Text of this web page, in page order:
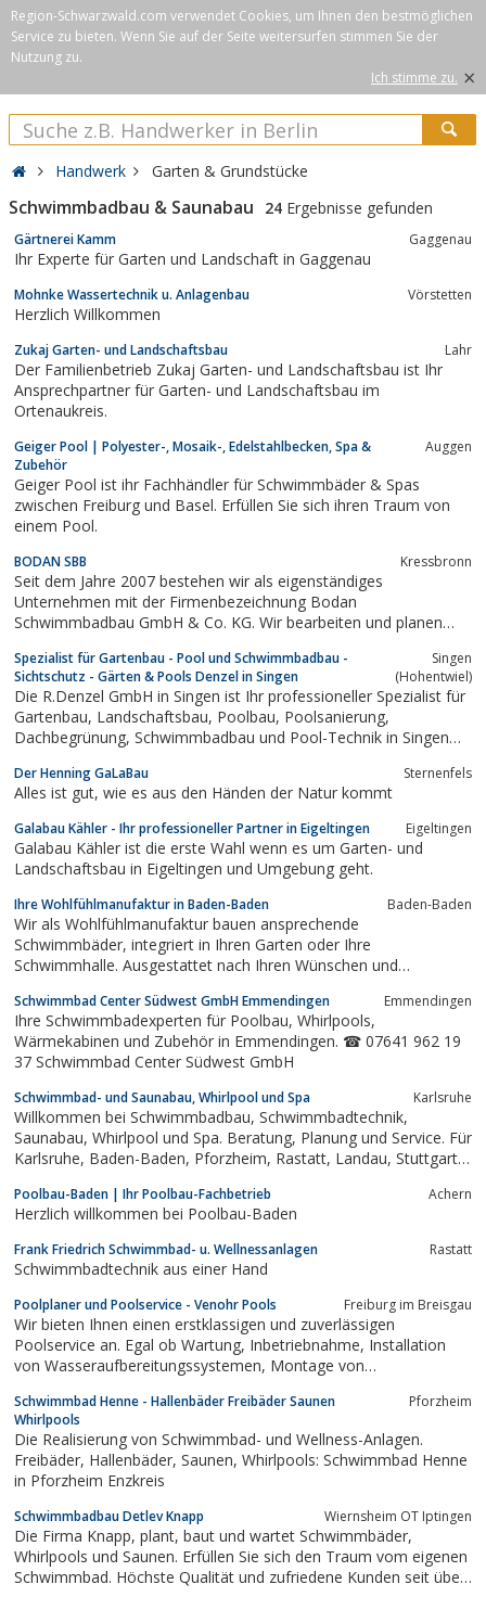
Region-Schwarzwald.com verwendet Cookies, um Ihnen den bestmöglichen
Service zu bieten. Wenn Sie auf der Seite weitersurfen stimmen Sie der
Nutzung zu.
Ich stimme zu. ×
Handwerk Garten & Grundstücke
Schwimmbadbau & Saunabau 24 Ergebnisse gefunden
Gärtnerei Kamm Gaggenau
Ihr Experte für Garten und Landschaft in Gaggenau
Mohnke Wassertechnik u. Anlagenbau Vörstetten
Herzlich Willkommen
Zukaj Garten- und Landschaftsbau Lahr
Der Familienbetrieb Zukaj Garten- und Landschaftsbau ist Ihr
Ansprechpartner für Garten- und Landschaftsbau im
Ortenaukreis.
Geiger Pool | Polyester-, Mosaik-, Edelstahlbecken, Spa &
Zubehör
Auggen
Geiger Pool ist ihr Fachhändler für Schwimmbäder & Spas
zwischen Freiburg und Basel. Erfüllen Sie sich ihren Traum von
einem Pool.
BODAN SBB Kressbronn
Seit dem Jahre 2007 bestehen wir als eigenständiges
Unternehmen mit der Firmenbezeichnung Bodan
Schwimmbadbau GmbH & Co. KG. Wir bearbeiten und planen
Spezialist für Gartenbau - Pool und Schwimmbadbau -
Sichtschutz - Gärten & Pools Denzel in Singen
Singen
(Hohentwiel)
Die R.Denzel GmbH in Singen ist Ihr professioneller Spezialist für
Gartenbau, Landschaftsbau, Poolbau, Poolsanierung,
Dachbegrünung, Schwimmbadbau und Pool-Technik in Singen
über Konstanz bis in die Schweiz.
Der Henning GaLaBau Sternenfels
Alles ist gut, wie es aus den Händen der Natur kommt
Galabau Kähler - Ihr professioneller Partner in Eigeltingen Eigeltingen
Galabau Kähler ist die erste Wahl wenn es um Garten- und
Landschaftsbau in Eigeltingen und Umgebung geht.
Ihre Wohlfühlmanufaktur in Baden-Baden Baden-Baden
Wir als Wohlfühlmanufaktur bauen ansprechende
Schwimmbäder, integriert in Ihren Garten oder Ihre
Schwimmhalle. Ausgestattet nach Ihren Wünschen und
beim Poolbau. Bauen individuelle Saunen deren Gestaltung bei
der Saunaplanung kaum Grenzen gesetzt werden. Wir arbeiten
mit...
Schwimmbad Center Südwest GmbH Emmendingen Emmendingen
Ihre Schwimmbadexperten für Poolbau, Whirlpools,
Wärmekabinen und Zubehör in Emmendingen. ☎ 07641 962 19
37 Schwimmbad Center Südwest GmbH
Schwimmbad- und Saunabau, Whirlpool und Spa Karls­ruhe
Willkommen bei Schwimmbadbau, Schwimmbadtechnik,
Saunabau, Whirlpool und Spa. Beratung, Planung und Service. Für
Karlsruhe, Baden-Baden, Pforzheim, Rastatt, Landau, Stuttgart,
Poolbau-Baden | Ihr Poolbau-Fachbetrieb Achern
Herzlich willkommen bei Poolbau-Baden
Frank Friedrich Schwimmbad- u. Wellnessanlagen Rastatt
Schwimmbadtechnik aus einer Hand
Poolplaner und Poolservice - Venohr Pools Freiburg im Breisgau
Wir bieten Ihnen einen erstklassigen und zuverlässigen
Poolservice an. Egal ob Wartung, Inbetriebnahme, Installation
von Wasseraufbereitungssystemen, Montage von
darum geht, den Pool ein- oder auszuwintern, wir sind für Sie da.
Schwimmbad Henne - Hallenbäder Freibäder Saunen
Whirlpools
Pforzheim
Die Realisierung von Schwimmbad- und Wellness-Anlagen.
Freibäder, Hallenbäder, Saunen, Whirlpools: Schwimmbad Henne
in Pforzheim Enzkreis
Schwimmbadbau Detlev Knapp Wiernsheim OT Iptingen
Die Firma Knapp, plant, baut und wartet Schwimmbäder,
Whirlpools und Saunen. Erfüllen Sie sich den Traum vom eigenen
Schwimmbad. Höchste Qualität und zufriedene Kunden seit über